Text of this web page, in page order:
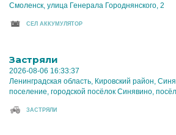
Смоленск, улица Генерала Городнянского, 2
CЕЛ АККУМУЛЯТОР
Застряли
2026-08-06 16:33:37
Ленинградская область, Кировский район,
поселение, городской посёлок Синявино,
ЗАСТРЯЛИ